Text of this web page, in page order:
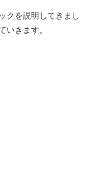
クを説明してきまし
きます。